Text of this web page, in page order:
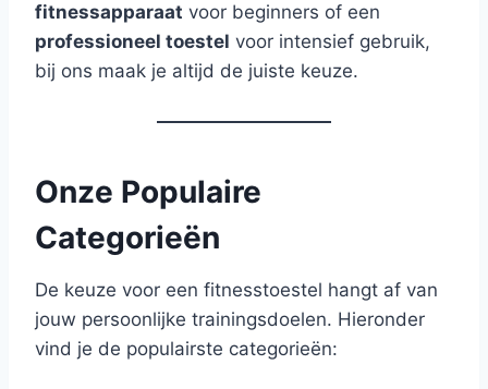
fitnessapparaat voor beginners of een
professioneel toestel voor intensief gebruik,
bij ons maak je altijd de juiste keuze.
Onze Populaire
Categorieën
De keuze voor een fitnesstoestel hangt af van
jouw persoonlijke trainingsdoelen. Hieronder
vind je de populairste categorieën: